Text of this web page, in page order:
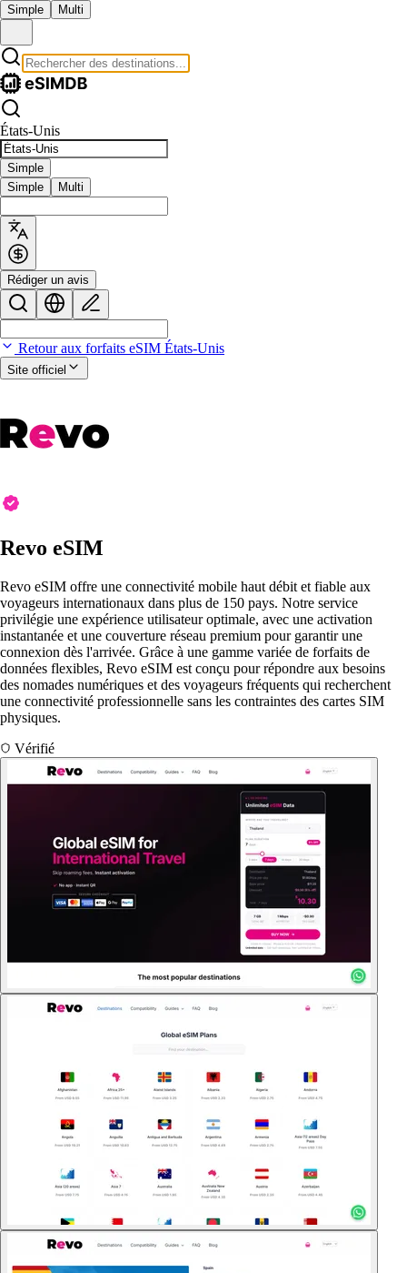
Simple Multi
États-Unis
Simple
Simple
Multi
Rédiger un avis
Retour aux forfaits eSIM États-Unis
Site officiel
Revo eSIM
Revo eSIM offre une connectivité mobile haut débit et fiable aux
voyageurs internationaux dans plus de 150 pays. Notre service
privilégie une expérience utilisateur optimale, avec une activation
instantanée et une couverture réseau premium pour garantir une
connexion dès l'arrivée. Grâce à une gamme variée de forfaits de
données flexibles, Revo eSIM est conçu pour répondre aux besoins
des nomades numériques et des voyageurs fréquents qui recherchent
une connectivité professionnelle sans les contraintes des cartes SIM
physiques.
Vérifié